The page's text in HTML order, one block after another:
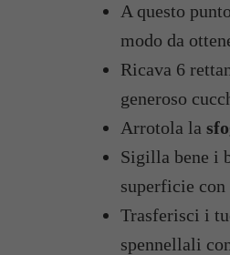
A questo
modo da
Ricava 6
generoso
Arrotola la
Sigilla bene i
superficie
Trasferisci i
spennellali